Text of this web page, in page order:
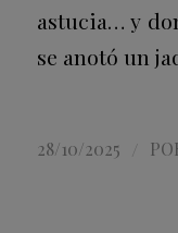
astucia… y
se anotó un
28/10/2025